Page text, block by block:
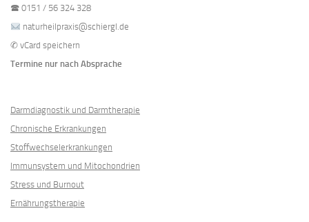
🕿 0151 / 56 324 328
naturheilpraxis@schiergl.de
✆ vCard speichern
Termine nur nach Absprache
Darmdiagnostik und Darmtherapie
Chronische Erkrankungen
Stoffwechselerkrankungen
Immunsystem und Mitochondrien
Stress und Burnout
Ernährungstherapie